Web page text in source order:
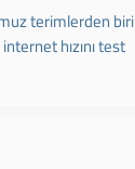
terimlerden biri
hızını test